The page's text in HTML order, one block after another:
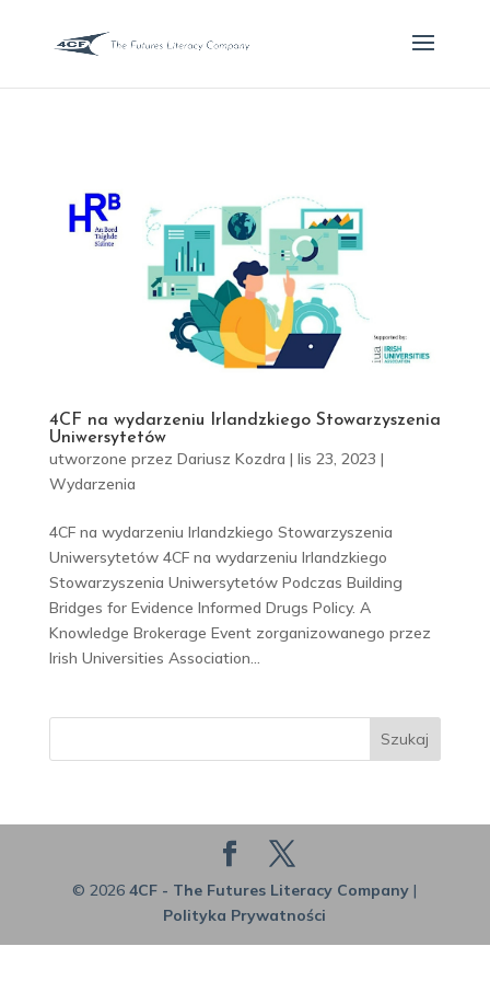
4CF na wydarzeniu Irlandzkiego Stowarzyszenia
Uniwersytetów
utworzone przez Dariusz Kozdra | lis 23, 2023 |
Wydarzenia
4CF na wydarzeniu Irlandzkiego Stowarzyszenia
Uniwersytetów 4CF na wydarzeniu Irlandzkiego
Stowarzyszenia Uniwersytetów Podczas Building
Bridges for Evidence Informed Drugs Policy. A
Knowledge Brokerage Event zorganizowanego przez
Irish Universities Association...
Szukaj
© 2026 4CF - The Futures Literacy Company|
Polityka Prywatności